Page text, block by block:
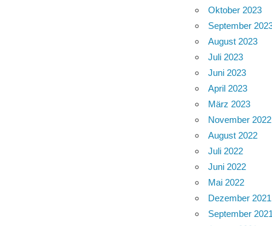
Oktober 2023
September
August 2023
Juli 2023
Juni 2023
April 2023
März 2023
November 2022
August 2022
Juli 2022
Juni 2022
Mai 2022
Dezember 2021
September